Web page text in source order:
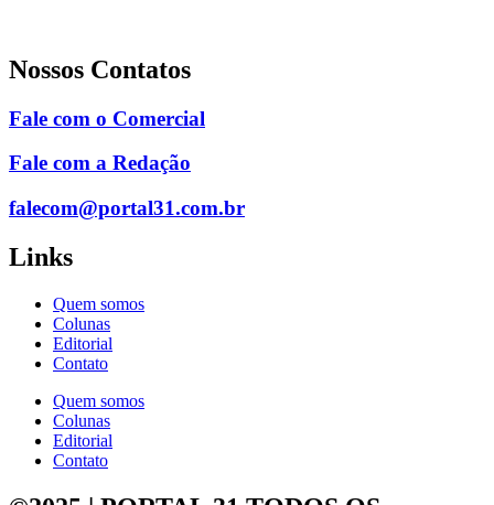
Nossos Contatos
Fale com o Comercial
Fale com a Redação
falecom@portal31.com.br
Links
Quem somos
Colunas
Editorial
Contato
Quem somos
Colunas
Editorial
Contato